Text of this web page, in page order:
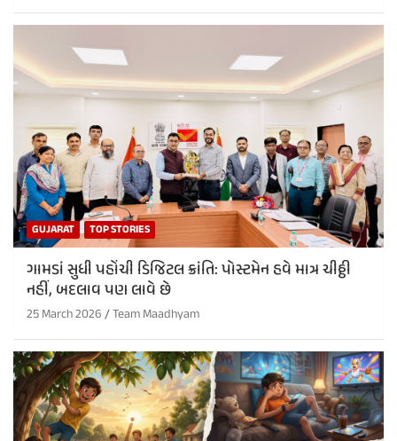
GUJARAT TOP STORIES
ગામડાં સુધી પહોંચી ડિજિટલ ક્રાંતિ: પોસ્ટમેન હવે માત્ર ચીઠ્ઠી
નહીં, બદલાવ પણ લાવે છે
25 March 2026 Team Maadhyam